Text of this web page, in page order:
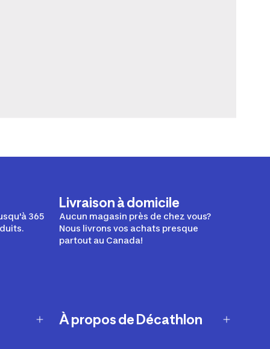
365
Livraison à domicile
Aucun magasin près de chez vous?
Nous livrons vos achats presque
partout au Canada!
À propos de Décathlon